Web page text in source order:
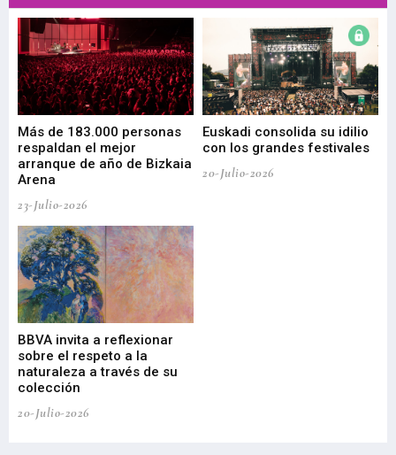
Más de 183.000 personas
respaldan el mejor
arranque de año de Bizkaia
Arena
23-Julio-2026
Euskadi consolida su idilio
con los grandes festivales
20-Julio-2026
BBVA invita a reflexionar
sobre el respeto a la
naturaleza a través de su
colección
20-Julio-2026